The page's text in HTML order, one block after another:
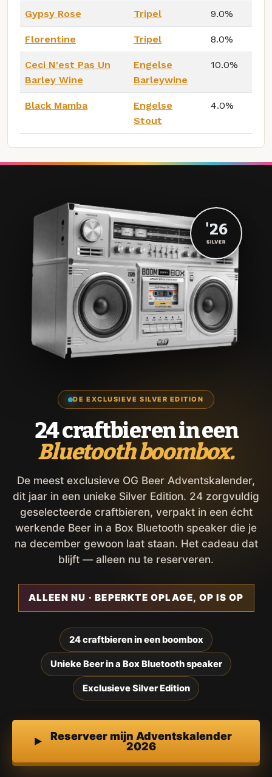
Gypsy Rose Tripel 9.0%
Florentine Tripel 8.0%
Ceci N'est Pas Un
Barley Wine
Engelse
Barleywine
10.0%
Black Mamba
Engelse
Stout
4.0%
DE EXCLUSIEVE SILVER EDITION
24 craftbieren in een
Bluetooth boombox.
De meest exclusieve OG Beer Adventskalender,
dit jaar in een unieke Silver Edition. 24 zorgvuldig
geselecteerde craftbieren, verpakt in een écht
werkende Beer in a Box Bluetooth speaker die je
na december gewoon laat staan. Het cadeau dat
blijft — alleen nu te reserveren.
ALLEEN NU · BEPERKTE OPLAGE, OP IS OP
24 craftbieren in een boombox
Unieke Beer in a Box Bluetooth speaker
Exclusieve Silver Edition
Reserveer mijn Adventskalender
2026
'26
SILVER